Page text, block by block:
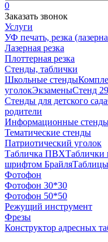
0
Заказать звонок
Услуги
УФ печать, резка
Лазерная резка
Плоттерная резка
Стенды, таблички
Школьные стенды
уголокЭкзаменыСтенд
Стенды для детского сада
родители
Информационные
Тематические стенды
Патриотический уголок
Табличка ПВХ
шрифтом БрайляТаблицы
Фотофон
Фотофон 30*30
Фотофон 50*50
Режущий инструмент
Фрезы
Конструктор адресных